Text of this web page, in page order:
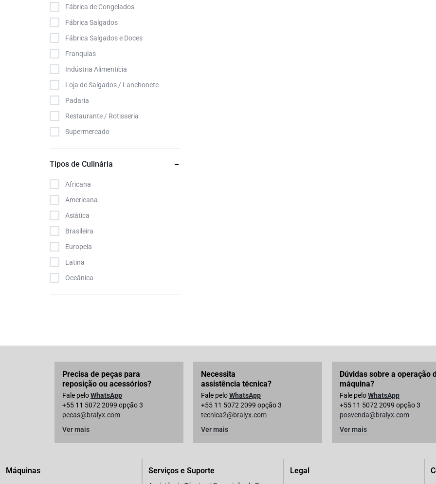
Fábrica de Congelados
Fábrica Salgados
Fábrica Salgados e Doces
Franquias
Indústria Alimentícia
Loja de Salgados / Lanchonete
Padaria
Restaurante / Rotisseria
Supermercado
Tipos de Culinária
Africana
Americana
Asiática
Brasileira
Europeia
Latina
Oceânica
Precisa de peças para
reposição ou acessórios?
Fale peloWhatsApp
+55 11 5072 2099 opção 3
pecas@bralyx.com
Ver mais
Necessita
assistência técnica?
Fale peloWhatsApp
+55 11 5072 2099 opção 3
tecnica2@bralyx.com
Ver mais
Dúvidas sobre a operação
máquina?
Fale peloWhatsApp
+55 11 5072 2099 opção 3
posvenda@bralyx.com
Ver mais
Máquinas Serviços e Suporte Legal